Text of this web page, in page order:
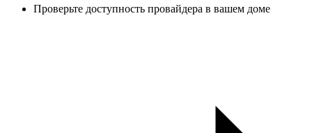
Проверьте доступность провайдера в вашем доме